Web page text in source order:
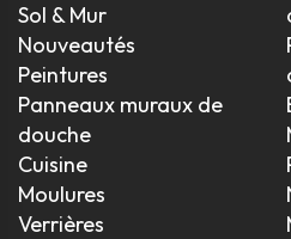
Sol & Mur
Nouveautés
Peintures
Panneaux muraux de
douche
Cuisine
Moulures
Verrières